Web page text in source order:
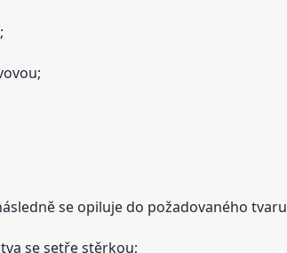
se opiluje do požadovaného
se setře stěrkou;